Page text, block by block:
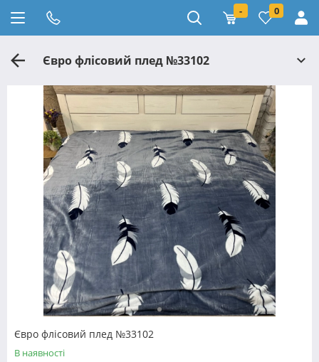
- 0
Євро флісовий плед №33102
Євро флісовий плед №33102
В наявності